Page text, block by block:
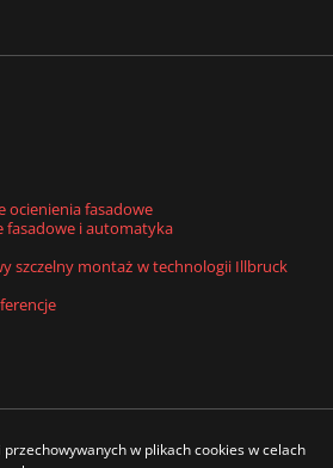
ocienienia fasadowe
fasadowe i automatyka
szczelny montaż w technologii Illbruck
w plikach cookies w celach